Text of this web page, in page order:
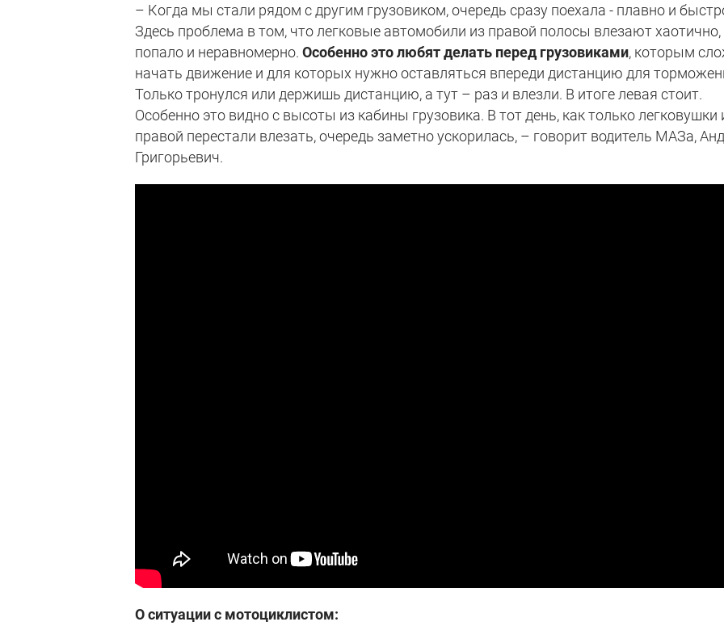
– Когда мы стали рядом с другим грузовиком, очередь сразу поехала - плавно и
Здесь проблема в том, что легковые автомобили из правой полосы влезают хаотично,
попало и неравномерно.Особенно это любят делать перед грузовиками, которым
начать движение и для которых нужно оставляться впереди дистанцию для
Только тронулся или держишь дистанцию, а тут – раз и влезли. В итоге левая стоит.
Особенно это видно с высоты из кабины грузовика. В тот день, как только легковушки
правой перестали влезать, очередь заметно ускорилась, – говорит водитель МАЗа,
Григорьевич.
О ситуации с мотоциклистом: